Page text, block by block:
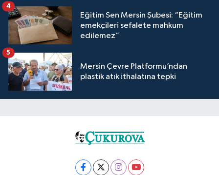
Eğitim Sen Mersin Şubesi: “Eğitim
emekçileri sefalete mahkum
edilemez”
4
Mersin Çevre Platformu’ndan
plastik atık ithalatına tepki
5